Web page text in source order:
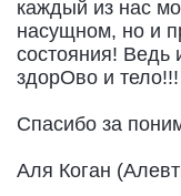
каждый из нас
насущном, но и
состояния! Ведь
здорОво и тело!!!
Спасибо за
Аля Коган